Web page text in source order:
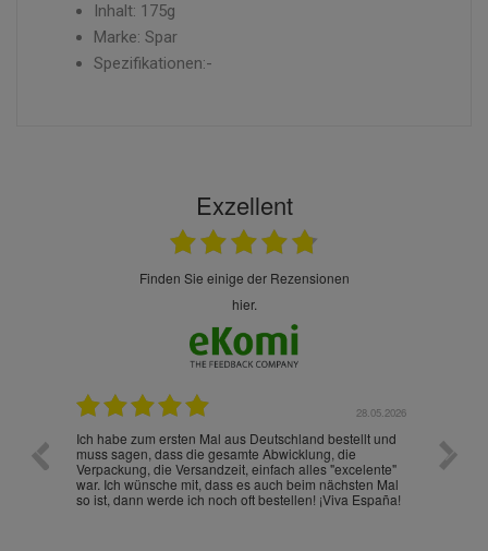
Inhalt: 175g
Marke: Spar
Spezifikationen:-
Exzellent
finden Sie einige der Rezensionen
hier.
28.05.2026
Ich habe zum ersten Mal aus Deutschland bestellt und
muss sagen, dass die gesamte Abwicklung, die
Verpackung, die Versandzeit, einfach alles "excelente"
war. Ich wünsche mit, dass es auch beim nächsten Mal
so ist, dann werde ich noch oft bestellen! ¡Viva España!
Die
gut
ist